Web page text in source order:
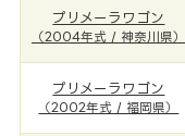
プリメーラワゴン
（2004年式 / 神奈川県）
プリメーラワゴン
（2002年式 / 福岡県）